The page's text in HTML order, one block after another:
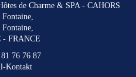
de Charme & SPA - CAHORS
FRANCE
76 76 87
Kontakt